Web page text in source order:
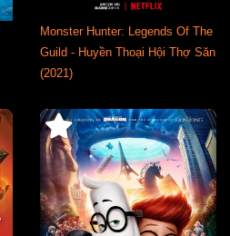
Monster Hunter: Legends Of The
Guild - Huyền Thoại Hội Thợ Săn
(2021)